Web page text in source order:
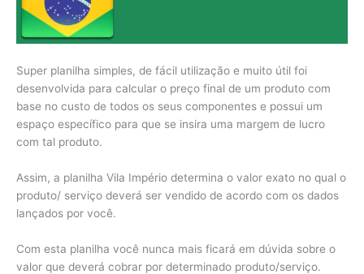
Super planilha simples, de fácil utilização e muito útil foi
desenvolvida para calcular o preço final de um produto com
base no custo de todos os seus componentes e possui um
espaço específico para que se insira uma margem de lucro
com tal produto.
Assim, a planilha Vila Império determina o valor exato no qual o
produto/ serviço deverá ser vendido de acordo com os dados
lançados por você.
Com esta planilha você nunca mais ficará em dúvida sobre o
valor que deverá cobrar por determinado produto/serviço.